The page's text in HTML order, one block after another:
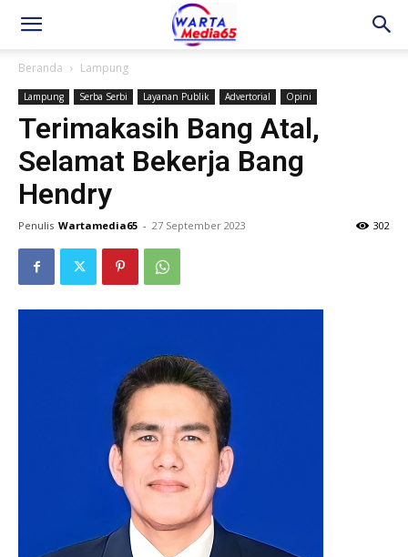
Beranda Lampung
Lampung Serba Serbi Layanan Publik Advertorial Opini
Terimakasih Bang Atal,
Selamat Bekerja Bang
Hendry
Penulis Wartamedia65 - 27 September 2023 302